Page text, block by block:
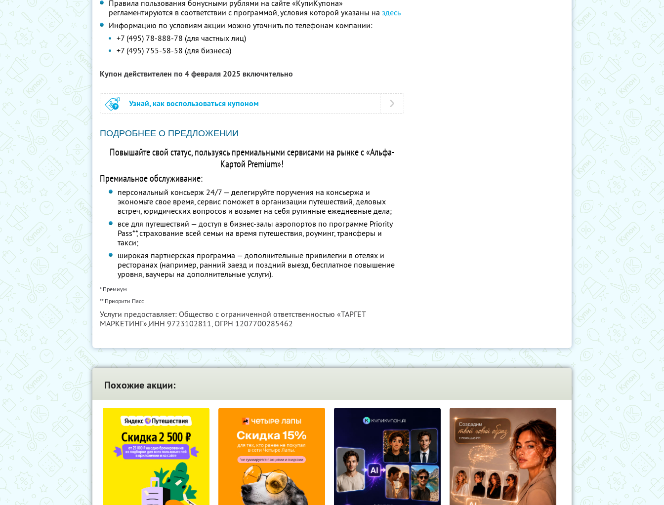
Правила пользования бонусными рублями на сайте «КупиКупона»
регламентируются в соответствии с программой, условия которой указаны на здесь
Информацию по условиям акции можно уточнить по телефонам компании:
+7 (495) 78-888-78 (для частных лиц)
+7 (495) 755-58-58 (для бизнеса)
Купон действителен по 4 февраля 2025 включительно
Узнай, как воспользоваться купоном
ПОДРОБНЕЕ О ПРЕДЛОЖЕНИИ
Повышайте свой статус, пользуясь премиальными сервисами на рынке с «Альфа-
Картой Premium»!
Премиальное обслуживание:
персональный консьерж 24/7 — делегируйте поручения на консьержа и
экономьте свое время, сервис поможет в организации путешествий, деловых
встреч, юридических вопросов и возьмет на себя рутинные ежедневные дела;
все для путешествий — доступ в бизнес-залы аэропортов по программе Priority
Pass**, страхование всей семьи на время путешествия, роуминг, трансферы и
такси;
широкая партнерская программа — дополнительные привилегии в отелях и
ресторанах (например, ранний заезд и поздний выезд, бесплатное повышение
уровня, ваучеры на дополнительные услуги).
* Премиум
** Приорити Пасс
Услуги предоставляет: Общество с ограниченной ответственностью «ТАРГЕТ
МАРКЕТИНГ»,ИНН 9723102811, ОГРН 1207700285462
Похожие акции: